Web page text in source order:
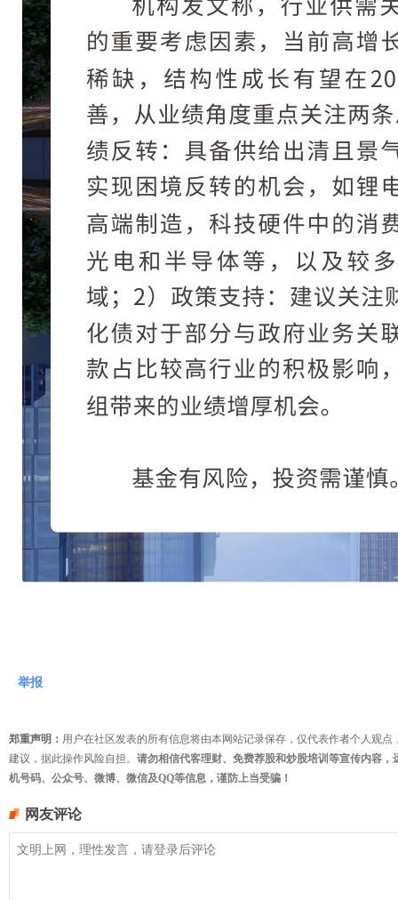
举报
郑重声明： 用户在社区发表的所有信息将由本网站记录保存，仅代表作者个人观
建议，据此操作风险自担。 请勿相信代客理财、免费荐股和炒股培训等宣传内容
机号码、公众号、微博、微信及QQ等信息，谨防上当受骗！
网友评论